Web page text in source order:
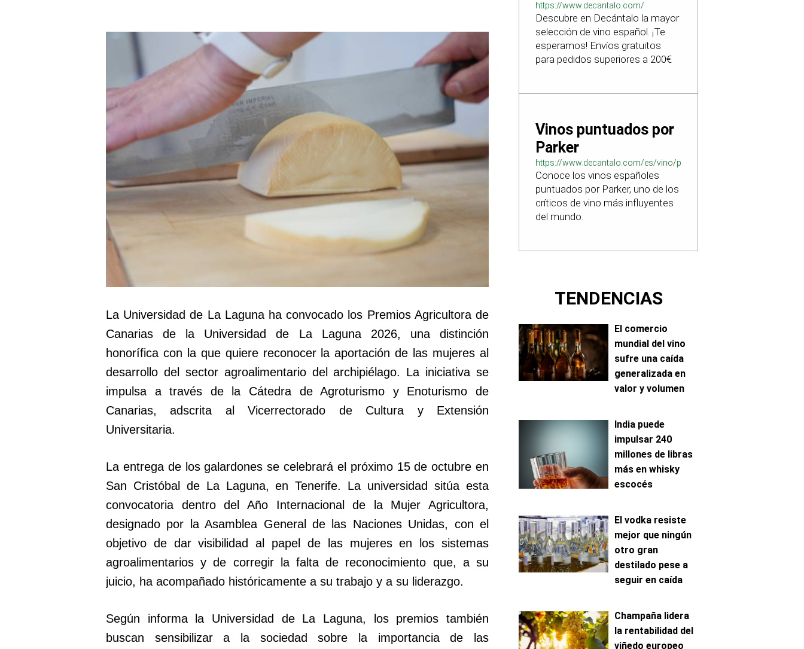
La Universidad de La Laguna ha convocado los Premios Agricultora de
Canarias de la Universidad de La Laguna 2026, una distinción
honorífica con la que quiere reconocer la aportación de las mujeres al
desarrollo del sector agroalimentario del archipiélago. La iniciativa se
impulsa a través de la Cátedra de Agroturismo y Enoturismo de
Canarias, adscrita al Vicerrectorado de Cultura y Extensión
Universitaria.
La entrega de los galardones se celebrará el próximo 15 de octubre en
San Cristóbal de La Laguna, en Tenerife. La universidad sitúa esta
convocatoria dentro del Año Internacional de la Mujer Agricultora,
designado por la Asamblea General de las Naciones Unidas, con el
objetivo de dar visibilidad al papel de las mujeres en los sistemas
agroalimentarios y de corregir la falta de reconocimiento que, a su
juicio, ha acompañado históricamente a su trabajo y a su liderazgo.
Según informa la Universidad de La Laguna, los premios también
buscan sensibilizar a la sociedad sobre la importancia de las
https://www.decantalo.com/
Descubre en Decántalo la mayor
selección de vino español. ¡Te
esperamos! Envíos gratuitos
para pedidos superiores a 200€
Vinos puntuados por
Parker
https://www.decantalo.com/es/vino/puntuacion_parker/
Conoce los vinos españoles
puntuados por Parker, uno de los
críticos de vino más influyentes
del mundo.
TENDENCIAS
El comercio
mundial del vino
sufre una caída
generalizada en
valor y volumen
India puede
impulsar 240
millones de libras
más en whisky
escocés
El vodka resiste
mejor que ningún
otro gran
destilado pese a
seguir en caída
Champaña lidera
la rentabilidad del
viñedo europeo